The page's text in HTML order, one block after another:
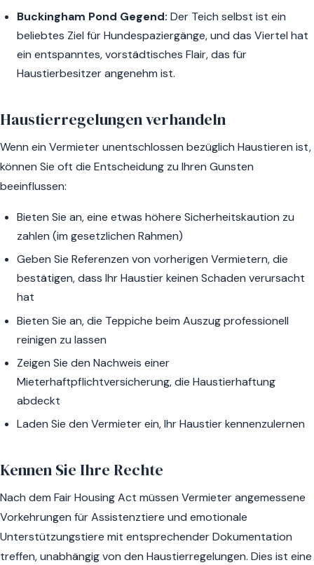
Buckingham Pond Gegend: Der Teich selbst ist ein
beliebtes Ziel für Hundespaziergänge, und das Viertel hat
ein entspanntes, vorstädtisches Flair, das für
Haustierbesitzer angenehm ist.
Haustierregelungen verhandeln
Wenn ein Vermieter unentschlossen bezüglich Haustieren ist,
können Sie oft die Entscheidung zu Ihren Gunsten
beeinflussen:
Bieten Sie an, eine etwas höhere Sicherheitskaution zu
zahlen (im gesetzlichen Rahmen)
Geben Sie Referenzen von vorherigen Vermietern, die
bestätigen, dass Ihr Haustier keinen Schaden verursacht
hat
Bieten Sie an, die Teppiche beim Auszug professionell
reinigen zu lassen
Zeigen Sie den Nachweis einer
Mieterhaftpflichtversicherung, die Haustierhaftung
abdeckt
Laden Sie den Vermieter ein, Ihr Haustier kennenzulernen
Kennen Sie Ihre Rechte
Nach dem Fair Housing Act müssen Vermieter angemessene
Vorkehrungen für Assistenztiere und emotionale
Unterstützungstiere mit entsprechender Dokumentation
treffen, unabhängig von den Haustierregelungen. Dies ist eine